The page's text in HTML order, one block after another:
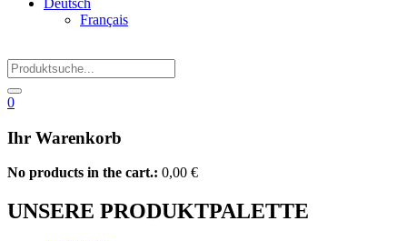
Deutsch
Français
0
Ihr Warenkorb
No products in the cart.: 0,00 €
UNSERE PRODUKTPALETTE